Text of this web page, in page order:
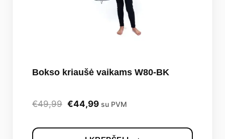
Bokso kriaušė vaikams W80-BK
€49,99 Original
€44,99Current
su PVM